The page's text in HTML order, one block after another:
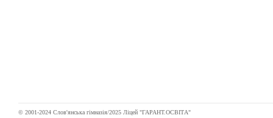
© 2001-2024 Слов'янська гімназія/2025 Ліцей "ГАРАНТ.ОСВІТА"